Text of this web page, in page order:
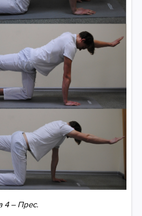
4 – Прес.